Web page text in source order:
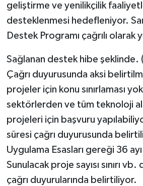
geliştirme ve yenilikçilik
desteklenmesi hedefleniyor.
Destek Programı çağrılı olarak
Sağlanan destek hibe şeklinde.
Çağrı duyurusunda aksi
projeler için konu sınırlaması
sektörlerden ve tüm teknoloji
projeleri için başvuru
süresi çağrı duyurusunda
Uygulama Esasları gereği 36
Sunulacak proje sayısı sınırı
çağrı duyurularında belirtiliyor.